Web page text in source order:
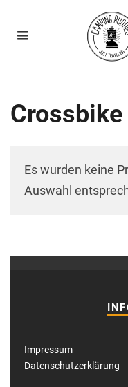
Crossbike
Es wurden keine
Auswahl
Impressum
Datenschutzerklärung